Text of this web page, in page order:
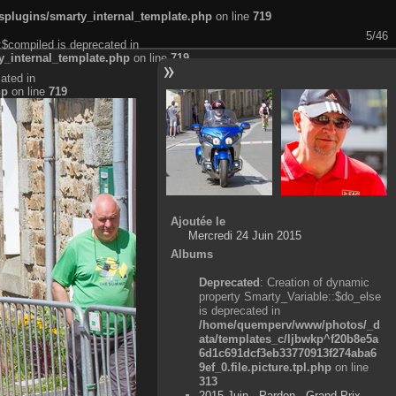
smarty_internal_template.php on line 719
5/46
is deprecated in
on line 719
in
on line 719
Ajoutée le
Mercredi 24 Juin 2015
Albums
Deprecated: Creation of dynamic
property Smarty_Variable::$do_else
is deprecated in
/home/quemperv/www/photos/_d
ata/templates_c/ljbwkp^f20b8e5a
6d1c691dcf3eb33770913f274aba6
9ef_0.file.picture.tpl.php on line
313